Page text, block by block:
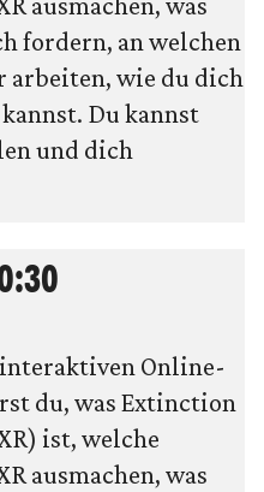
fordern, an welchen
arbeiten, wie du dich
Du kannst
und dich
Online-
du, was Extinction
ist, welche
ausmachen, was